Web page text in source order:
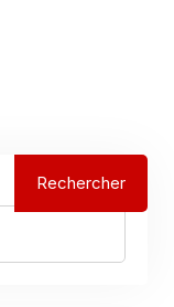
Rechercher